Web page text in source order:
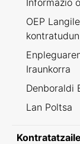
Informazio
OEP
Iraunkorra
Denboraldi
Lan Poltsa